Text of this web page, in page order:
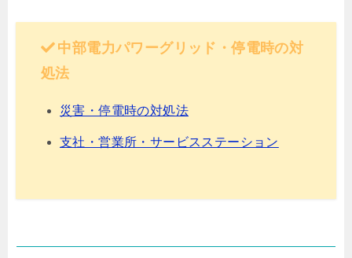
中部電力パワーグリッド・停電時の対
処法
災害・停電時の対処法
支社・営業所・サービスステーション